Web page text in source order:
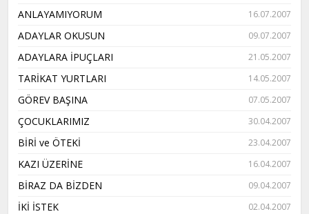
ANLAYAMIYORUM 16.07.2007
ADAYLAR OKUSUN 09.07.2007
ADAYLARA İPUÇLARI 21.05.2007
TARİKAT YURTLARI 14.05.2007
GÖREV BAŞINA 07.05.2007
ÇOCUKLARIMIZ 30.04.2007
BİRİ ve ÖTEKİ 23.04.2007
KAZI ÜZERİNE 16.04.2007
BİRAZ DA BİZDEN 09.04.2007
İKİ İSTEK 02.04.2007